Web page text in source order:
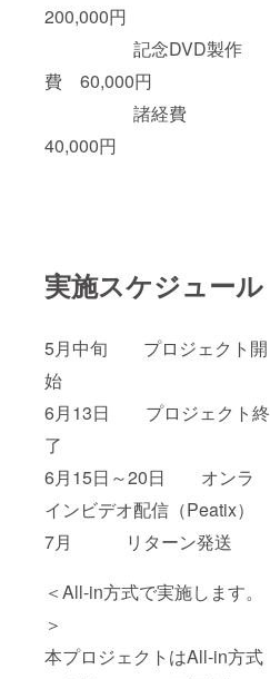
200,000円
記念DVD製作
費 60,000円
諸経費
40,000円
実施スケジュール
5月中旬 プロジェクト開
始
6月13日 プロジェクト終
了
6月15日～20日 オンラ
インビデオ配信（Peatix）
7月 リターン発送
＜All-in方式で実施します。
＞
本プロジェクトはAll-in方式